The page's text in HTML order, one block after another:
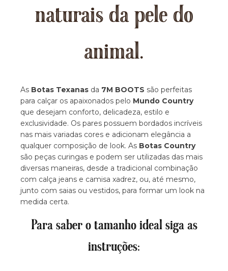
naturais da pele do
animal.
As Botas Texanas da 7M BOOTS são perfeitas
para calçar os apaixonados pelo Mundo Country
que desejam conforto, delicadeza, estilo e
exclusividade. Os pares possuem bordados incríveis
nas mais variadas cores e adicionam elegância a
qualquer composição de look. As Botas Country
são peças curingas e podem ser utilizadas das mais
diversas maneiras, desde a tradicional combinação
com calça jeans e camisa xadrez, ou, até mesmo,
junto com saias ou vestidos, para formar um look na
medida certa.
Para saber o tamanho ideal siga as
instruções: